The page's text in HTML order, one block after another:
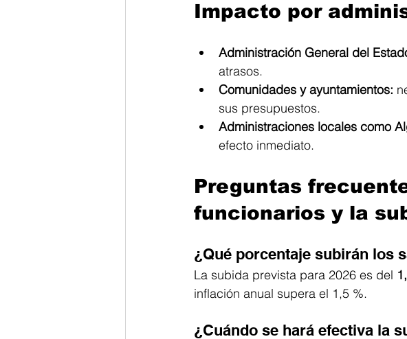
Impacto por
Administración General del
atrasos.
Comunidades y ayuntamientos:
sus presupuestos.
Administraciones locales como
efecto inmediato.
Preguntas
funcionarios y la
¿Qué porcentaje subirán los
La subida prevista para 2026 es del
inflación anual supera el 1,5 %.
¿Cuándo se hará efectiva la